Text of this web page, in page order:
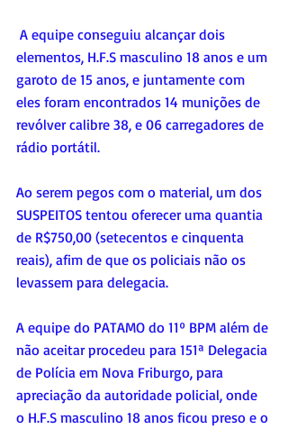
elementos, H.F.S masculino 18 anos e um
garoto de 15 anos, e juntamente com
eles foram encontrados 14 munições de
revólver calibre 38, e 06 carregadores de
rádio portátil.
Ao serem pegos com o material, um dos
SUSPEITOS tentou oferecer uma quantia
de R$750,00 (setecentos e cinquenta
reais), afim de que os policiais não os
levassem para delegacia.
A equipe do PATAMO do 11º BPM além de
não aceitar procedeu para 151ª Delegacia
de Polícia em Nova Friburgo, para
apreciação da autoridade policial, onde
o H.F.S masculino 18 anos ficou preso e o